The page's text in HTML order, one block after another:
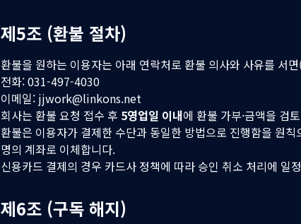
제5조 (환불 절차)
환불을 원하는 이용자는 아래 연락처로 환불 의사와 사유를 서
전화: 031-497-4030
이메일: jjwork@linkons.net
회사는 환불 요청 접수 후 5영업일 이내에 환불 가부·금액을 검
환불은 이용자가 결제한 수단과 동일한 방법으로 진행함을 원
명의 계좌로 이체합니다.
신용카드 결제의 경우 카드사 정책에 따라 승인 취소 처리에 일
제6조 (구독 해지)